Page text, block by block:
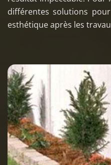
différentes solutions
esthétique après les